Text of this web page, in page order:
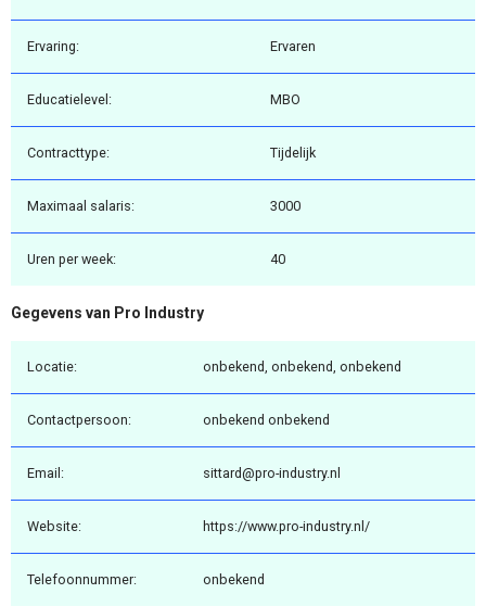
Ervaring: Ervaren
Educatielevel: MBO
Contracttype: Tijdelijk
Maximaal salaris: 3000
Uren per week: 40
Gegevens van Pro Industry
Locatie: onbekend, onbekend, onbekend
Contactpersoon: onbekend onbekend
Email: sittard@pro-industry.nl
Website: https://www.pro-industry.nl/
Telefoonnummer: onbekend